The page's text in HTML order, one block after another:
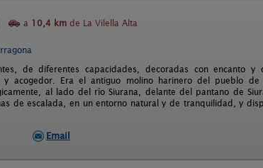
a 10,4 km de La Vilella Alta
de diferentes capacidades, decoradas con encanto y
acogedor. Era el antiguo molino harinero del pueblo de
al lado del río Siurana, delante del pantano de
de escalada, en un entorno natural y de tranquilidad, y
Email